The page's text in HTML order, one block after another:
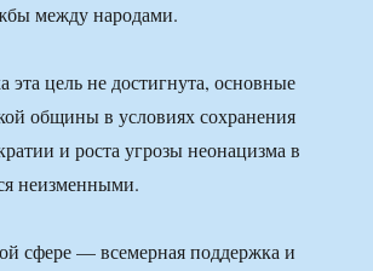
между народами.
эта цель не достигнута, основные
общины в условиях сохранения
и роста угрозы неонацизма в
неизменными.
сфере — всемерная поддержка и